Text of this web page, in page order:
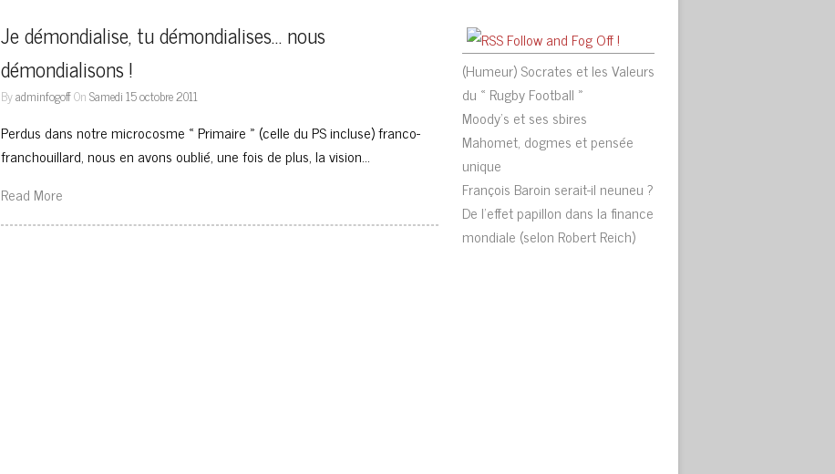
Je démondialise, tu démondialises… nous
démondialisons !
ByadminfogoffOnSamedi 15 octobre 2011
Perdus dans notre microcosme « Primaire » (celle du PS incluse) franco-
franchouillard, nous en avons oublié, une fois de plus, la vision…
Read More
Follow and Fog Off !
(Humeur) Socrates et les Valeurs
du « Rugby Football »
Moody’s et ses sbires
Mahomet, dogmes et pensée
unique
François Baroin serait-il neuneu ?
De l’effet papillon dans la finance
mondiale (selon Robert Reich)